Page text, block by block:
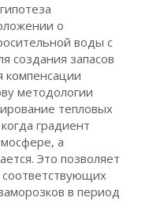
о
воды с
создания запасов
компенсации
методологии
тепловых
градиент
а
Это позволяет
соответствующих
в период